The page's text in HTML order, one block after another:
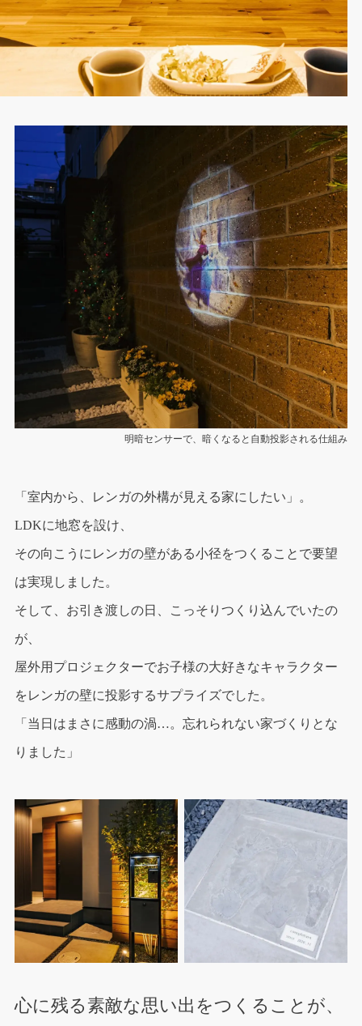
明暗センサーで、暗くなると自動投影される仕組み
「室内から、レンガの外構が見える家にしたい」。
LDKに地窓を設け、
その向こうにレンガの壁がある小径をつくることで要望
は実現しました。
そして、お引き渡しの日、こっそりつくり込んでいたの
が、
屋外用プロジェクターでお子様の大好きなキャラクター
をレンガの壁に投影するサプライズでした。
「当日はまさに感動の渦…。忘れられない家づくりとな
りました」
心に残る素敵な思い出をつくることが、